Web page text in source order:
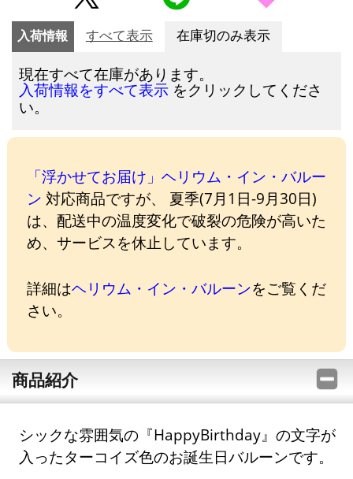
入荷情報 すべて表示 在庫切のみ表示
現在すべて在庫があります。
入荷情報をすべて表示 をクリックしてくださ
い。
「浮かせてお届け」ヘリウム・イン・バルー
ン 対応商品ですが、 夏季(7月1日-9月30日)
は、配送中の温度変化で破裂の危険が高いた
め、サービスを休止しています。
詳細はヘリウム・イン・バルーンをご覧くだ
さい。
商品紹介
シックな雰囲気の『HappyBirthday』の文字が
入ったターコイズ色のお誕生日バルーンです。